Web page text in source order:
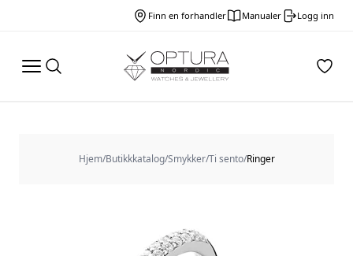
Finn en forhandler Manualer Logg inn
Hjem/Butikkkatalog/Smykker/Ti sento/Ringer